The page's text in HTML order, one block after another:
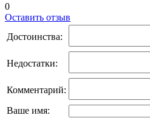
0
Оставить отзыв
Достоинства:
Недостатки:
Комментарий:
Ваше имя: